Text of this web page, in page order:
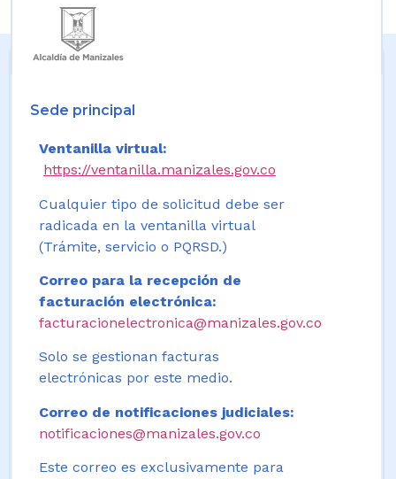
Sede principal
Ventanilla virtual:
https://ventanilla.manizales.gov.co
Cualquier tipo de solicitud debe ser
radicada en la ventanilla virtual
(Trámite, servicio o PQRSD.)
Correo para la recepción de
facturación electrónica:
facturacionelectronica@manizales.gov.co
Solo se gestionan facturas
electrónicas por este medio.
Correo de notificaciones judiciales:
notificaciones@manizales.gov.co
Este correo es exclusivamente para